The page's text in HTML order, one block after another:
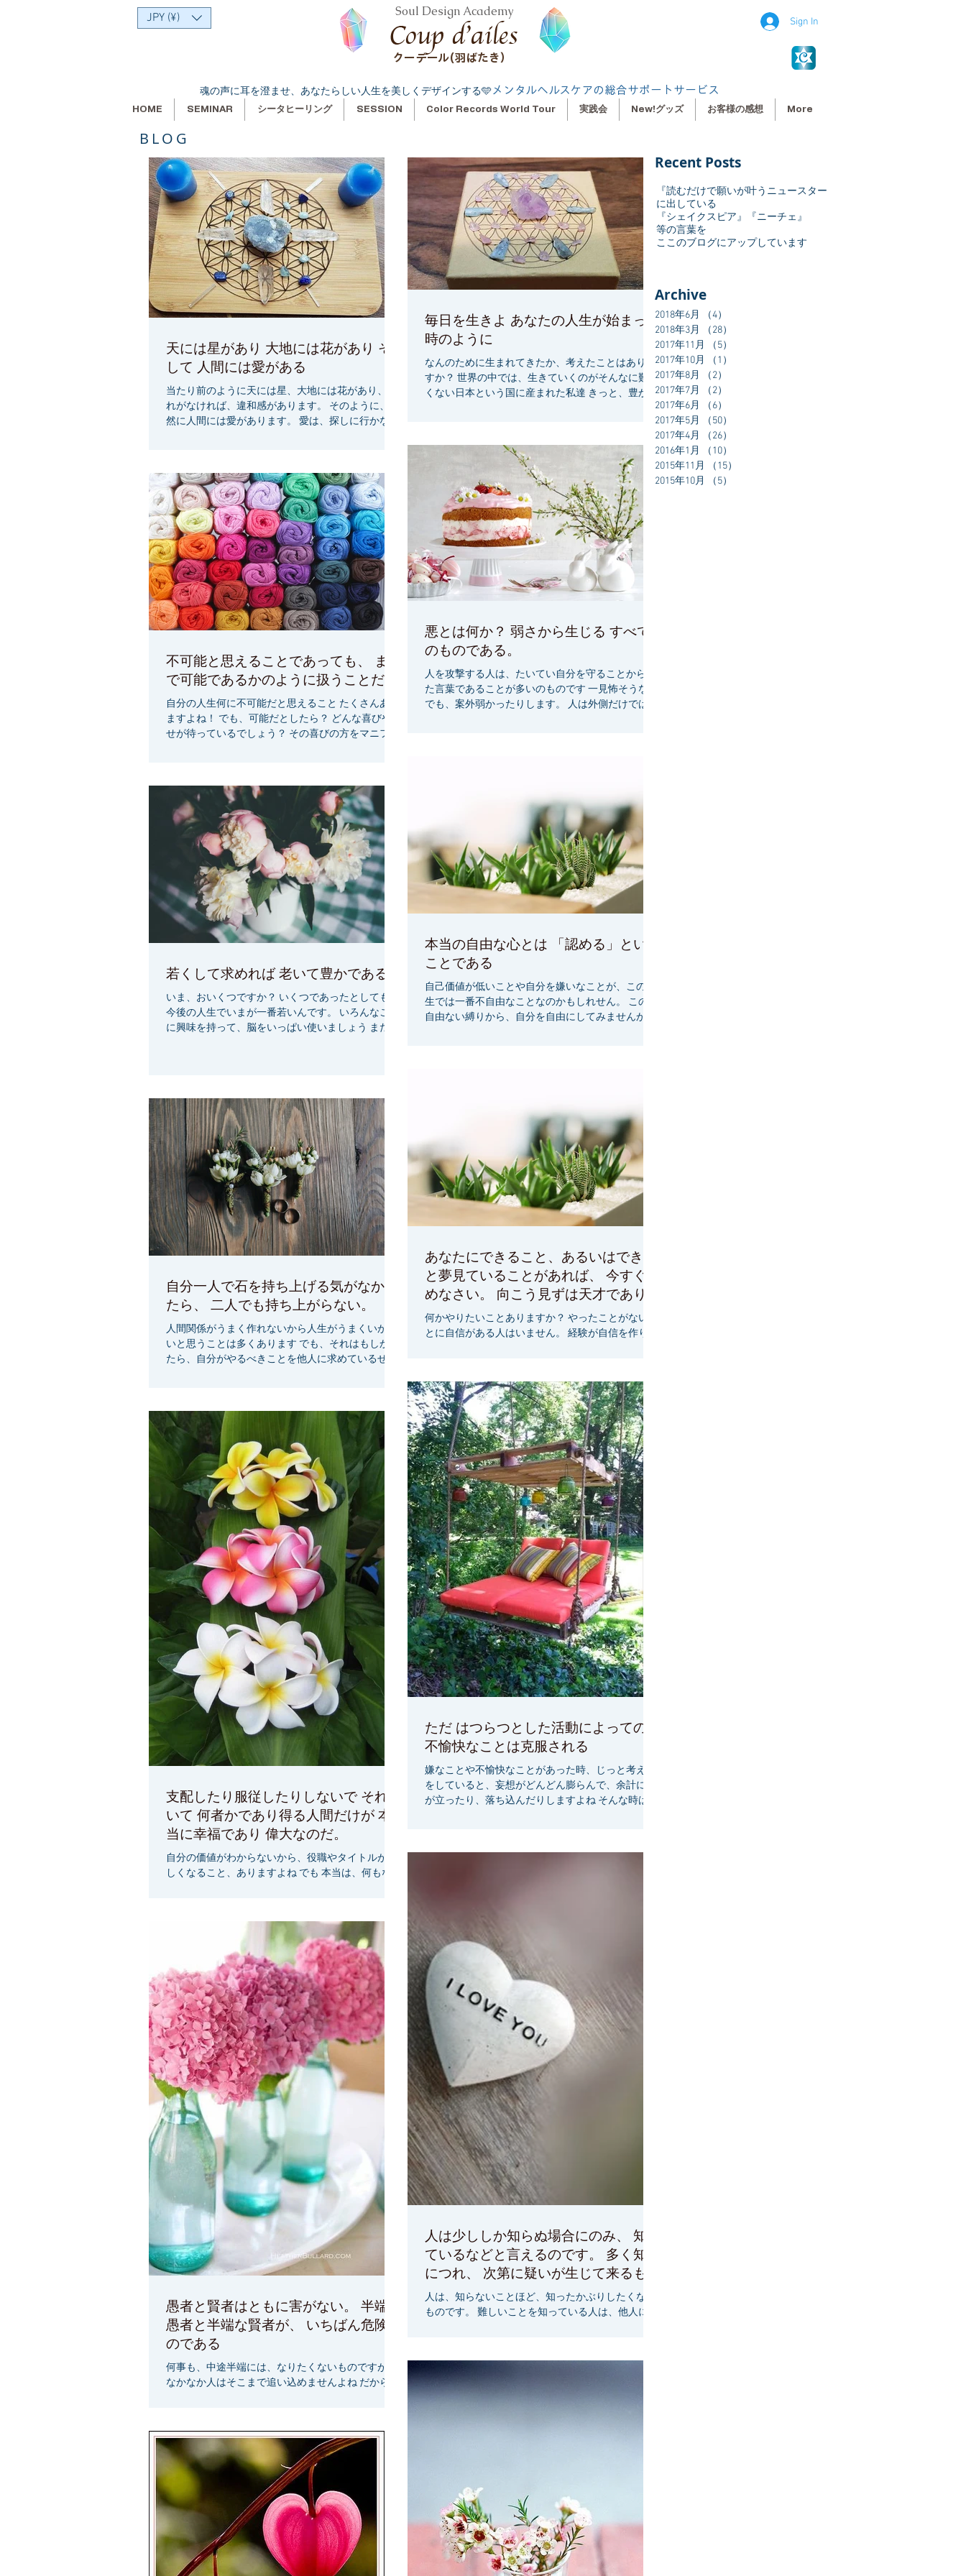
JPY (¥) Soul Design Academy
クーデール(羽ばたき）
Sign In
魂の声に耳を澄ませ、あなたらしい人生を美しくデザインする🩵 メンタルヘルスケアの総合サポートサービス
HOME SEMINAR シータヒーリング SESSION Color Records World Tour 実践会 New!グッズ お客様の感想 More
BLOG
天には星があり 大地には花があり そ
して 人間には愛がある
当たり前のように天には星、大地には花があり、そ
れがなければ、違和感があります。 そのように、自
然に人間には愛があります。 愛は、探しに行かなく
毎日を生きよ あなたの人生が始まった
時のように
なんのために生まれてきたか、考えたことはありま
すか？ 世界の中では、生きていくのがそんなに難し
くない日本という国に産まれた私達 きっと、豊かさ
や幸せを経験しにきたのでしょう！ 今、苦しい思い
をもししていたら、人生が始まった時の、ワクワク
不可能と思えることであっても、 まる
で可能であるかのように扱うことだ。
自分の人生何に不可能だと思えること たくさんあり
ますよね！ でも、可能だとしたら？ どんな喜びや幸
せが待っているでしょう？ その喜びの方をマニフェ
悪とは何か？ 弱さから生じる すべて
のものである。
人を攻撃する人は、たいてい自分を守ることから出
た言葉であることが多いのものです 一見怖そうな人
でも、案外弱かったりします。 人は外側だけでは判
若くして求めれば 老いて豊かである
いま、おいくつですか？ いくつであったとしても、
今後の人生でいまが一番若いんです。 いろんなこと
に興味を持って、脳をいっぱい使いましょう まだま
本当の自由な心とは 「認める」という
ことである
自己価値が低いことや自分を嫌いなことが、この人
生では一番不自由なことなのかもしれせん。 この不
自由ない縛りから、自分を自由にしてみませんか？
自分一人で石を持ち上げる気がなかっ
たら、 二人でも持ち上がらない。
人間関係がうまく作れないから人生がうまくいかな
いと思うことは多くあります でも、それはもしかし
たら、自分がやるべきことを他人に求めているせい
あなたにできること、あるいはできる
と夢見ていることがあれば、 今すぐ始
めなさい。 向こう見ずは天才であり、
力であり、魔法です
何かやりたいことありますか？ やったことがないこ
とに自信がある人はいません。 経験が自信を作りま
人生にたくさんのことを創造しています』 ...
支配したり服従したりしないで それで
いて 何者かであり得る人間だけが 本
当に幸福であり 偉大なのだ。
自分の価値がわからないから、役職やタイトルが欲
しくなること、ありますよね でも 本当は、何もなく
たままの自分の価値があれば、人生何もしなくて良
いという意味ではありません、...
ただ はつらつとした活動によってのみ
不愉快なことは克服される
嫌なことや不愉快なことがあった時、じっと考え事
をしていると、妄想がどんどん膨らんで、余計に腹
が立ったり、落ち込んだりしますよね そんな時は、
愚者と賢者はともに害がない。 半端な
愚者と半端な賢者が、 いちばん危険な
のである
何事も、中途半端には、なりたくないものですが、
なかなか人はそこまで追い込めませんよね だから、
ても大丈夫です。 毎日やってて楽しいことが、きっ
とあります。...
人は少ししか知らぬ場合にのみ、 知っ
ているなどと言えるのです。 多く知る
につれ、 次第に疑いが生じて来るもの
です。
人は、知らないことほど、知ったかぶりしたくなる
ものです。 難しいことを知っている人は、他人には
す』 『私の人生は、どんどん進んでいます』 『私
は、自分を尊敬することができます』...
Recent Posts
『読むだけで願いが叶うニュースター
に出している
『シェイクスピア』『ニーチェ』
等の言葉を
ここのブログにアップしています
Archive
2018年6月 （4）
2018年3月
（28）
2017年11月
（5）
2017年10月
（1）
2017年8月
（2）
2017年7月
（2）
2017年6月
（6）
2017年5月
（50）
2017年4月
（26）
2016年1月
（10）
2015年11月
（15）
2015年10月
（5）